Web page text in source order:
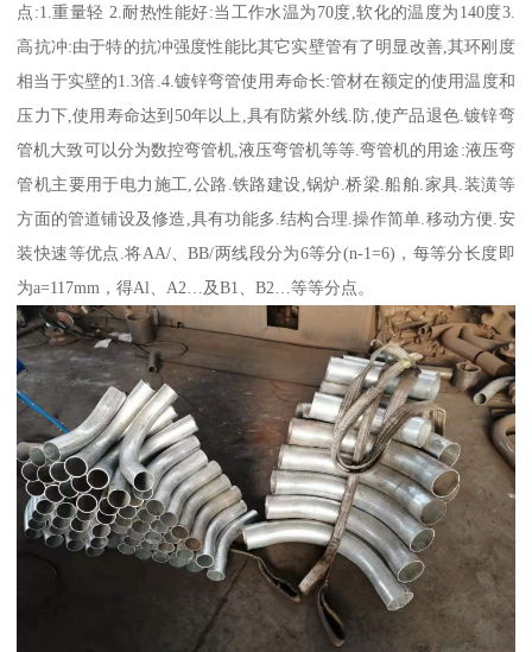
点:1.重量轻 2.耐热性能好:当工作水温为70度,软化的温度为140度3.
高抗冲:由于特的抗冲强度性能比其它实壁管有了明显改善,其环刚度
相当于实壁的1.3倍.4.镀锌弯管使用寿命长:管材在额定的使用温度和
压力下,使用寿命达到50年以上,具有防紫外线.防,使产品退色.镀锌弯
管机大致可以分为数控弯管机,液压弯管机等等.弯管机的用途:液压弯
管机主要用于电力施工,公路.铁路建设,锅炉.桥梁.船舶.家具.装潢等
方面的管道铺设及修造,具有功能多.结构合理.操作简单.移动方便.安
装快速等优点.将AA/、BB/两线段分为6等分(n-1=6)，每等分长度即
为a=117mm，得Al、A2…及B1、B2…等等分点。